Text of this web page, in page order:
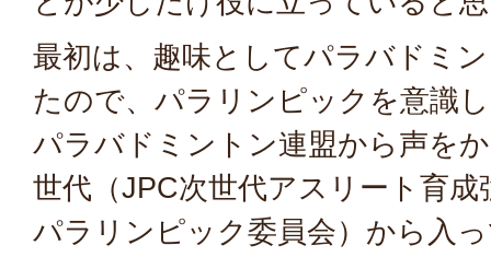
最初は、趣味としてパラバドミ
たので、パラリンピックを意識
パラバドミントン連盟から声を
世代（JPC次世代アスリート育
パラリンピック委員会）から入